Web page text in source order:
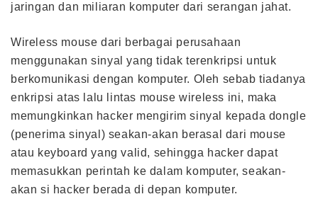
jaringan dan miliaran komputer dari serangan jahat.
Wireless mouse dari berbagai perusahaan
menggunakan sinyal yang tidak terenkripsi untuk
berkomunikasi dengan komputer. Oleh sebab tiadanya
enkripsi atas lalu lintas mouse wireless ini, maka
memungkinkan hacker mengirim sinyal kepada dongle
(penerima sinyal) seakan-akan berasal dari mouse
atau keyboard yang valid, sehingga hacker dapat
memasukkan perintah ke dalam komputer, seakan-
akan si hacker berada di depan komputer.